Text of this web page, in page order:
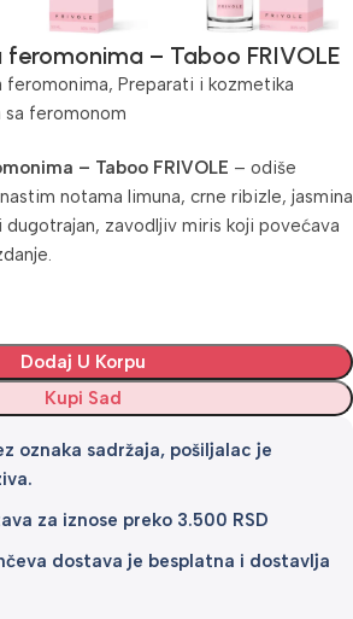
– Taboo FRIVOLE
feromonima, Preparati i kozmetika
sa feromonom
– Taboo FRIVOLE – odiše
notama limuna, crne ribizle, jasmina
dugotrajan, zavodljiv miris koji povećava
Dodaj U Korpu
Kupi Sad
oznaka sadržaja, pošiljalac je
za iznose preko 3.500 RSD
dostava je besplatna i dostavlja